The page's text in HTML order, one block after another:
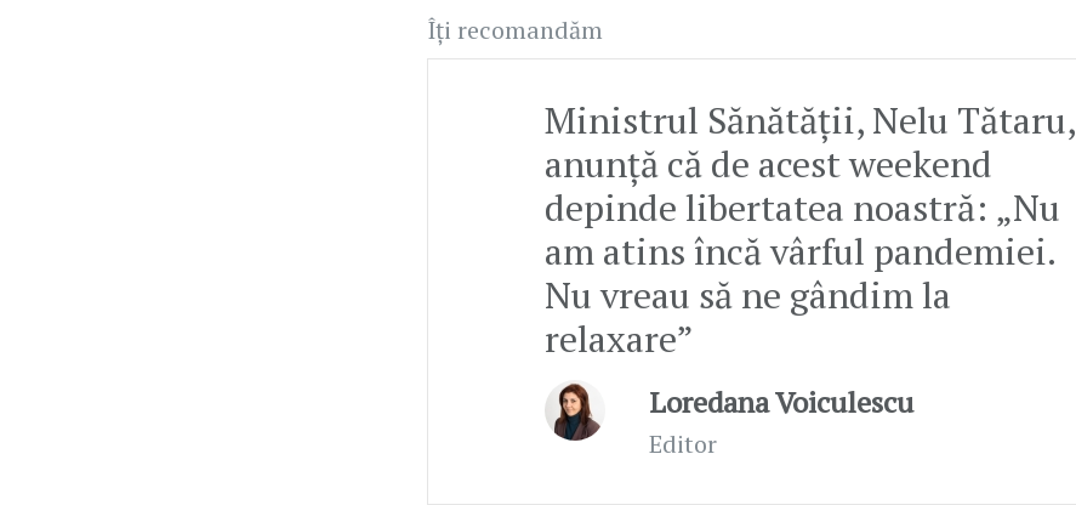
Îți recomandăm
Ministrul Sănătății, Nelu Tătaru,
anunță că de acest weekend
depinde libertatea noastră: „Nu
am atins încă vârful pandemiei.
Nu vreau să ne gândim la
relaxare”
Loredana Voiculescu
Editor